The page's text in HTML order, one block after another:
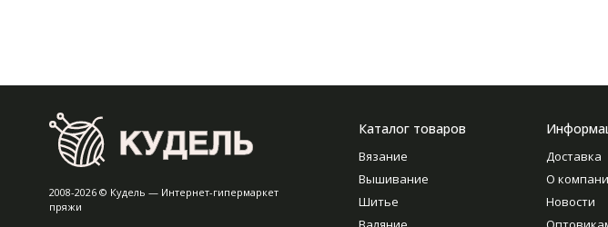
2008-2026 © Кудель — Интернет-гипермаркет
пряжи
Каталог товаров
Вязание
Вышивание
Шитье
Доставка
О
Новости